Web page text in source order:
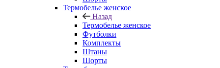
Термобелье женское
Назад
Термобелье женское
Футболки
Комплекты
Штаны
Шорты